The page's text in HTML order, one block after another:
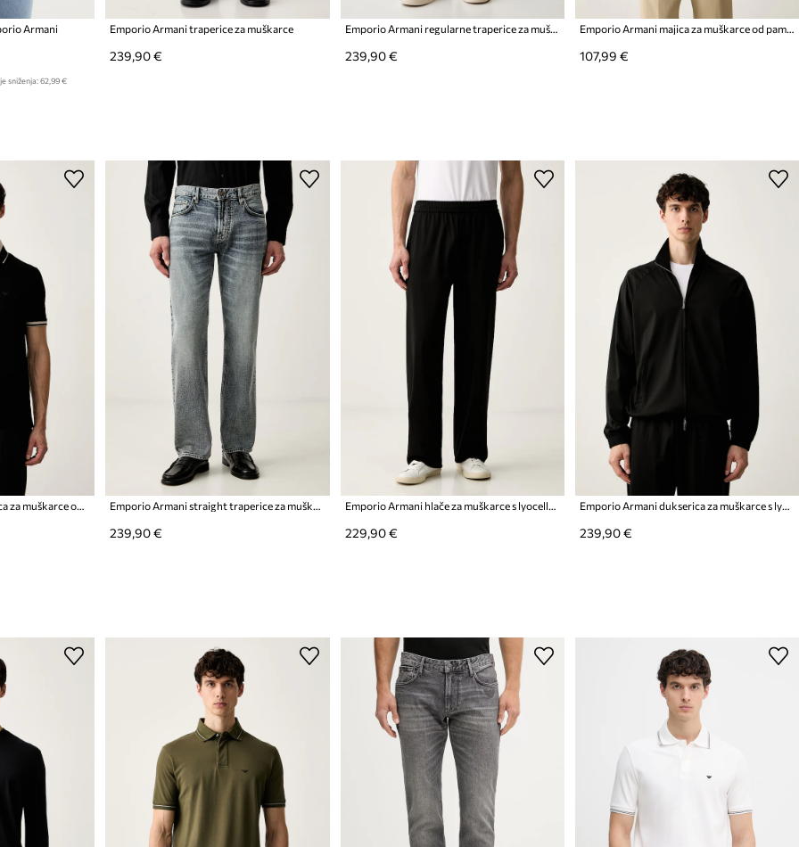
Armani
sniženja: 62,99 €
Emporio Armani traperice za muškarce
239,90 €
Emporio Armani regularne traperice za muškarce
239,90 €
Emporio Armani majica za muškarce od pamuka
107,99 €
Emporio Armani polo majica za muškarce od pamuka Emporio Armani straight traperice za muškarce
239,90 €
Emporio Armani hlače za muškarce s lyocellom
229,90 €
Emporio Armani dukserica za muškarce s lyocellom
239,90 €